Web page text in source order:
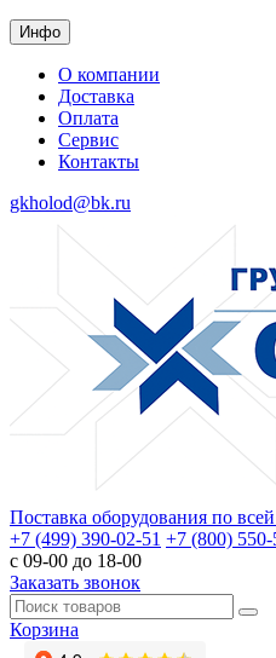
Инфо
О компании
Доставка
Оплата
Сервис
Контакты
gkholod@bk.ru
Поставка оборудования по
+7 (499) 390-02-51 +7 (800)
с 09-00 до 18-00
Заказать звонок
Корзина